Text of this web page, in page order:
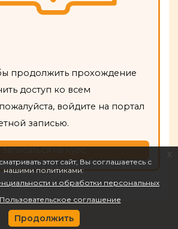
этот сайт, Вы соглашаетесь с
нашими политиками:
и обработки персональных
Пользовательское соглашение
Продолжить
x
продолжить прохождение
доступ ко всем
войдите на портал
записью.